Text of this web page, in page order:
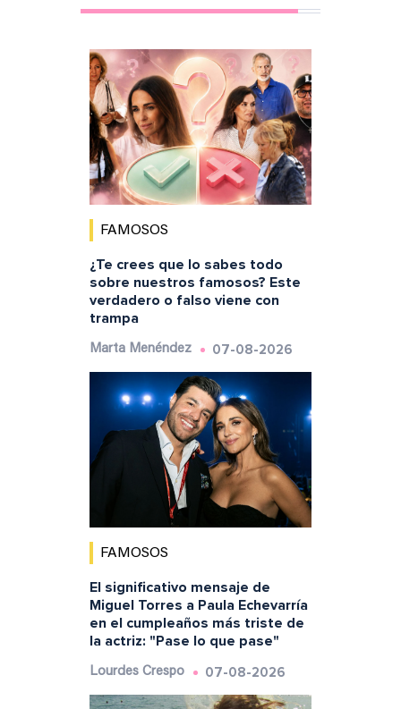
FAMOSOS
¿Te crees que lo sabes todo
sobre nuestros famosos? Este
verdadero o falso viene con
trampa
Marta Menéndez 07-08-2026
FAMOSOS
El significativo mensaje de
Miguel Torres a Paula Echevarría
en el cumpleaños más triste de
la actriz: "Pase lo que pase"
Lourdes Crespo 07-08-2026